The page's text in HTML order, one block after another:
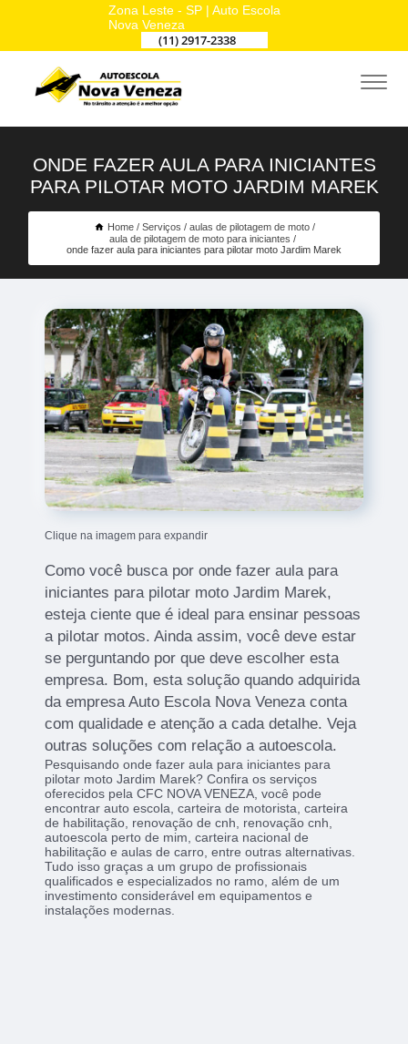
Zona Leste - SP | Auto Escola
Nova Veneza
(11) 2917-2338
ONDE FAZER AULA PARA INICIANTES
PARA PILOTAR MOTO JARDIM MAREK
Home Serviços
aulas de pilotagem de moto
aula de pilotagem de moto para iniciantes
onde fazer aula para iniciantes para pilotar moto Jardim Marek
Clique na imagem para expandir
Como você busca por onde fazer aula para
iniciantes para pilotar moto Jardim Marek,
esteja ciente que é ideal para ensinar pessoas
a pilotar motos. Ainda assim, você deve estar
se perguntando por que deve escolher esta
empresa. Bom, esta solução quando adquirida
da empresa Auto Escola Nova Veneza conta
com qualidade e atenção a cada detalhe. Veja
outras soluções com relação a autoescola.
Pesquisando onde fazer aula para iniciantes para
pilotar moto Jardim Marek? Confira os serviços
oferecidos pela CFC NOVA VENEZA, você pode
encontrar auto escola, carteira de motorista, carteira
de habilitação, renovação de cnh, renovação cnh,
autoescola perto de mim, carteira nacional de
habilitação e aulas de carro, entre outras alternativas.
Tudo isso graças a um grupo de profissionais
qualificados e especializados no ramo, além de um
investimento considerável em equipamentos e
instalações modernas.